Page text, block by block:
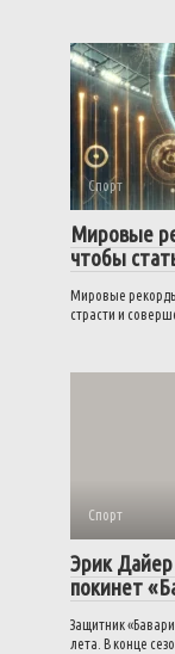
Спорт
Мировые
чтобы
Мировые
страсти и
Спорт
Эрик
покинет
Защитник
лета. В конце